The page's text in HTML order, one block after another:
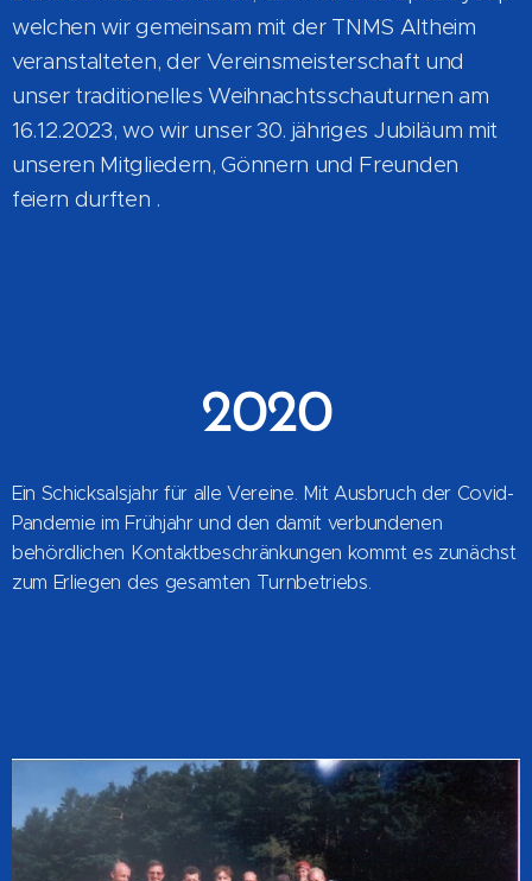
welchen wir gemeinsam mit der TNMS Altheim
veranstalteten, der Vereinsmeisterschaft und
unser traditionelles Weihnachtsschauturnen am
16.12.2023, wo wir unser 30. jähriges Jubiläum mit
unseren Mitgliedern, Gönnern und Freunden
feiern durften .
2020
Ein Schicksalsjahr für alle Vereine. Mit Ausbruch der Covid-
Pandemie im Frühjahr und den damit verbundenen
behördlichen Kontaktbeschränkungen kommt es zunächst
zum Erliegen des gesamten Turnbetriebs.